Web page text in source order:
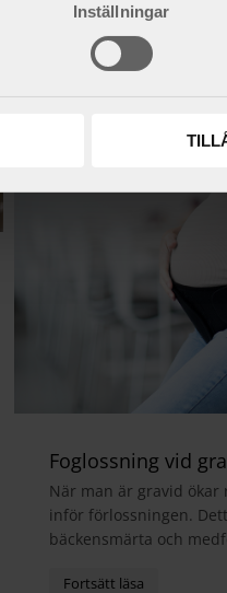
Inställningar
Foglossning vid
När man är gravid
inför förlossningen.
bäckensmärta och